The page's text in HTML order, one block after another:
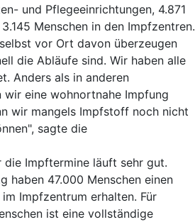
und Pflegeeinrichtungen, 4.871
Menschen in den Impfzentren.
vor Ort davon überzeugen
die Abläufe sind. Wir haben alle
Anders als in anderen
wir eine wohnortnahe Impfung
wir mangels Impfstoff noch nicht
sagte die
die Impftermine läuft sehr gut.
haben 47.000 Menschen einen
Impfzentrum erhalten. Für
ist eine vollständige